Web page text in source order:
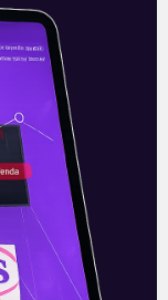
E EU COM ISSO